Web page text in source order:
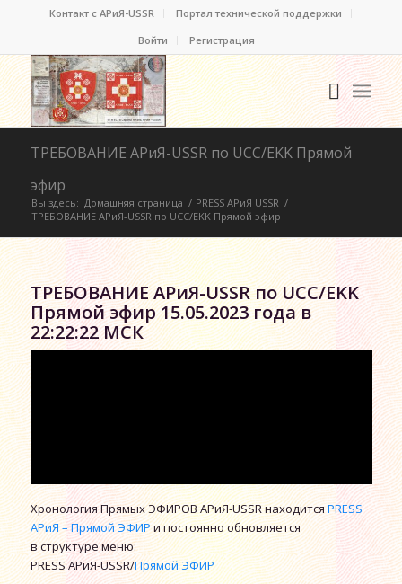
Контакт c АРиЯ-USSR
Портал технической поддержки
Войти
Регистрация
ТРЕБОВАНИЕ АРиЯ-USSR по UCC/EKK Прямой
эфир
Вы здесь: Домашняя страница / PRESS АРиЯ USSR /
ТРЕБОВАНИЕ АРиЯ-USSR по UCC/EKK Прямой эфир
ТРЕБОВАНИЕ АРиЯ-USSR по UCC/EKK
Прямой эфир 15.05.2023 года в
22:22:22 МСК
Хронология Прямых ЭФИРОВ АРиЯ-USSR находитсяPRESS
АРиЯ – Прямой ЭФИРи постоянно обновляется
в структуре меню:
PRESS АРиЯ-USSR/Прямой ЭФИР